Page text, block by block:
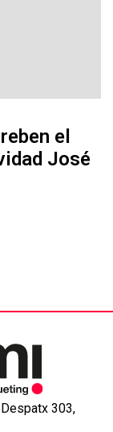
el
José
303,